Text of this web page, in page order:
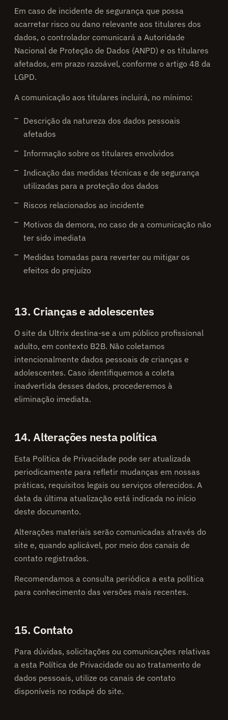
Em caso de incidente de segurança que possa
acarretar risco ou dano relevante aos titulares dos
dados, o controlador comunicará a Autoridade
Nacional de Proteção de Dados (ANPD) e os titulares
afetados, em prazo razoável, conforme o artigo 48 da
LGPD.
A comunicação aos titulares incluirá, no mínimo:
Descrição da natureza dos dados pessoais
afetados
Informação sobre os titulares envolvidos
Indicação das medidas técnicas e de segurança
utilizadas para a proteção dos dados
Riscos relacionados ao incidente
Motivos da demora, no caso de a comunicação não
ter sido imediata
Medidas tomadas para reverter ou mitigar os
efeitos do prejuízo
13. Crianças e adolescentes
O site da Ultrix destina-se a um público profissional
adulto, em contexto B2B. Não coletamos
intencionalmente dados pessoais de crianças e
adolescentes. Caso identifiquemos a coleta
inadvertida desses dados, procederemos à
eliminação imediata.
14. Alterações nesta política
Esta Política de Privacidade pode ser atualizada
periodicamente para refletir mudanças em nossas
práticas, requisitos legais ou serviços oferecidos. A
data da última atualização está indicada no início
deste documento.
Alterações materiais serão comunicadas através do
site e, quando aplicável, por meio dos canais de
contato registrados.
Recomendamos a consulta periódica a esta política
para conhecimento das versões mais recentes.
15. Contato
Para dúvidas, solicitações ou comunicações relativas
a esta Política de Privacidade ou ao tratamento de
dados pessoais, utilize os canais de contato
disponíveis no rodapé do site.